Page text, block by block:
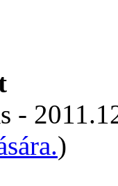
-
)